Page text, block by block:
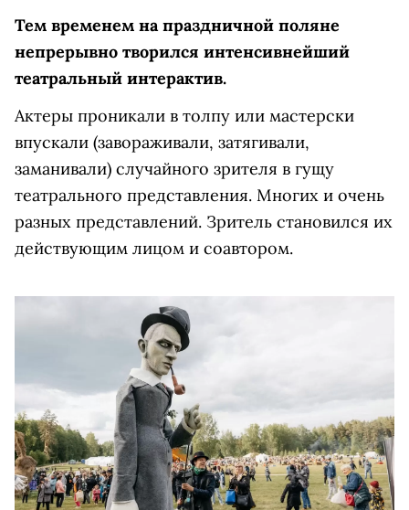
Тем временем на праздничной поляне
непрерывно творился интенсивнейший
театральный интерактив.
Актеры проникали в толпу или мастерски
впускали (завораживали, затягивали,
заманивали) случайного зрителя в гущу
театрального представления. Многих и очень
разных представлений. Зритель становился их
действующим лицом и соавтором.